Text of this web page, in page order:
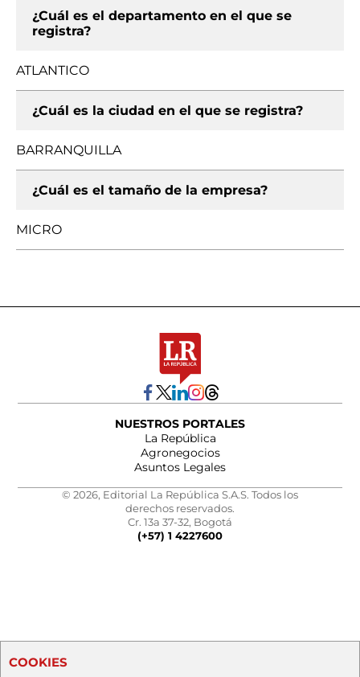
¿Cuál es el departamento en el que se
registra?
ATLANTICO
¿Cuál es la ciudad en el que se registra?
BARRANQUILLA
¿Cuál es el tamaño de la empresa?
MICRO
NUESTROS PORTALES
La República
Agronegocios
Asuntos Legales
© 2026, Editorial La República S.A.S. Todos los
derechos reservados.
Cr. 13a 37-32, Bogotá
(+57) 1 4227600
COOKIES